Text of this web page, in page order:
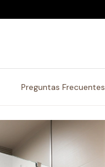
Preguntas Frecuentes